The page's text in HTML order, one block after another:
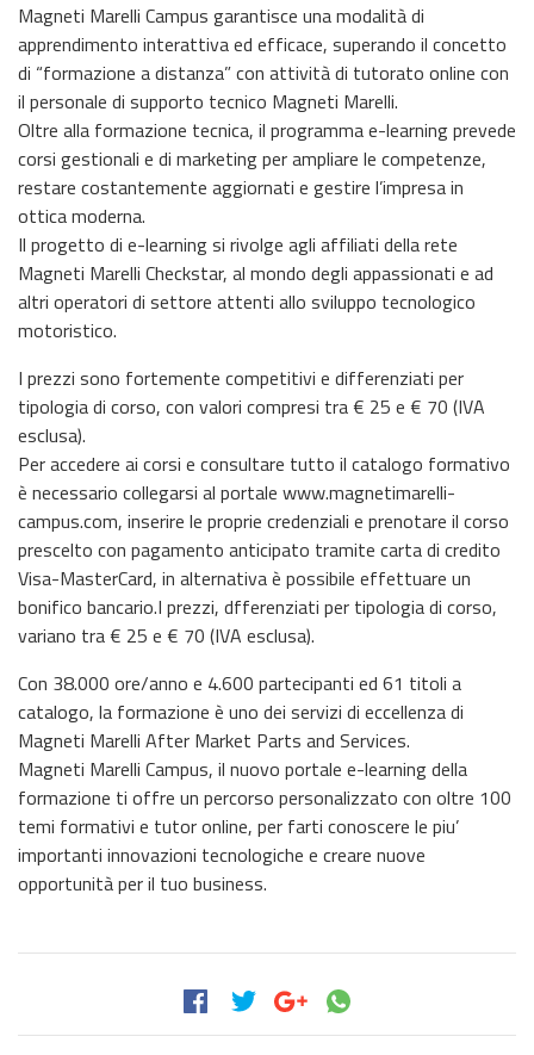
Magneti Marelli Campus garantisce una modalità di
apprendimento interattiva ed efficace, superando il concetto
di “formazione a distanza” con attività di tutorato online con
il personale di supporto tecnico Magneti Marelli.
Oltre alla formazione tecnica, il programma e-learning prevede
corsi gestionali e di marketing per ampliare le competenze,
restare costantemente aggiornati e gestire l’impresa in
ottica moderna.
Il progetto di e-learning si rivolge agli affiliati della rete
Magneti Marelli Checkstar, al mondo degli appassionati e ad
altri operatori di settore attenti allo sviluppo tecnologico
motoristico.
I prezzi sono fortemente competitivi e differenziati per
tipologia di corso, con valori compresi tra € 25 e € 70 (IVA
esclusa).
Per accedere ai corsi e consultare tutto il catalogo formativo
è necessario collegarsi al portale www.magnetimarelli-
campus.com, inserire le proprie credenziali e prenotare il corso
prescelto con pagamento anticipato tramite carta di credito
Visa-MasterCard, in alternativa è possibile effettuare un
bonifico bancario.I prezzi, dfferenziati per tipologia di corso,
variano tra € 25 e € 70 (IVA esclusa).
Con 38.000 ore/anno e 4.600 partecipanti ed 61 titoli a
catalogo, la formazione è uno dei servizi di eccellenza di
Magneti Marelli After Market Parts and Services.
Magneti Marelli Campus, il nuovo portale e-learning della
formazione ti offre un percorso personalizzato con oltre 100
temi formativi e tutor online, per farti conoscere le piu’
importanti innovazioni tecnologiche e creare nuove
opportunità per il tuo business.